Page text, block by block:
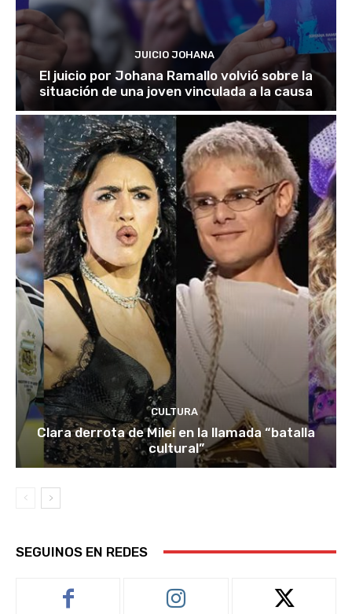
JUICIO JOHANA
El juicio por Johana Ramallo volvió sobre la
situación de una joven vinculada a la causa
CULTURA
Clara derrota de Milei en la llamada “batalla
cultural”
SEGUINOS EN REDES